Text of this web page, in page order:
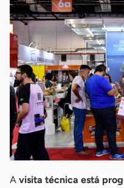
A visita técnica está